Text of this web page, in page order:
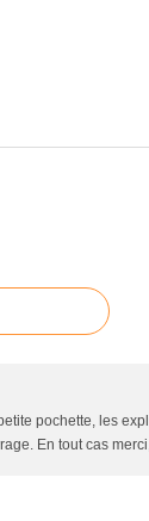
pochette, les
En tout cas